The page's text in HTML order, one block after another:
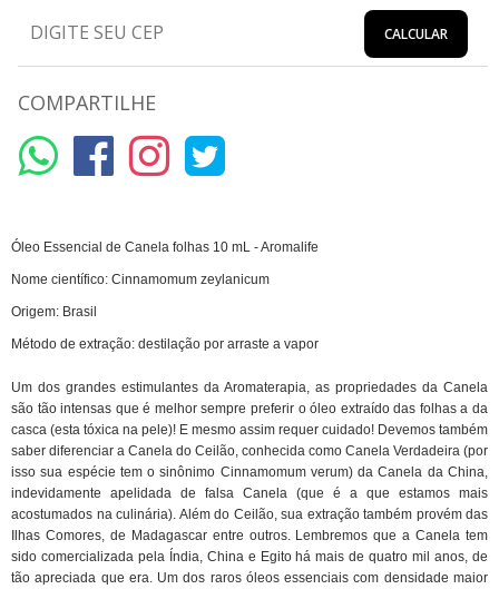
CALCULAR
COMPARTILHE
Óleo Essencial de Canela folhas 10 mL - Aromalife
Nome científico: Cinnamomum zeylanicum
Origem: Brasil
Método de extração: destilação por arraste a vapor
Um dos grandes estimulantes da Aromaterapia, as propriedades da Canela
são tão intensas que é melhor sempre preferir o óleo extraído das folhas a da
casca (esta tóxica na pele)! E mesmo assim requer cuidado! Devemos também
saber diferenciar a Canela do Ceilão, conhecida como Canela Verdadeira (por
isso sua espécie tem o sinônimo Cinnamomum verum) da Canela da China,
indevidamente apelidada de falsa Canela (que é a que estamos mais
acostumados na culinária). Além do Ceilão, sua extração também provém das
Ilhas Comores, de Madagascar entre outros. Lembremos que a Canela tem
sido comercializada pela Índia, China e Egito há mais de quatro mil anos, de
tão apreciada que era. Um dos raros óleos essenciais com densidade maior